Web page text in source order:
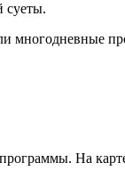
суеты.
многодневные
На